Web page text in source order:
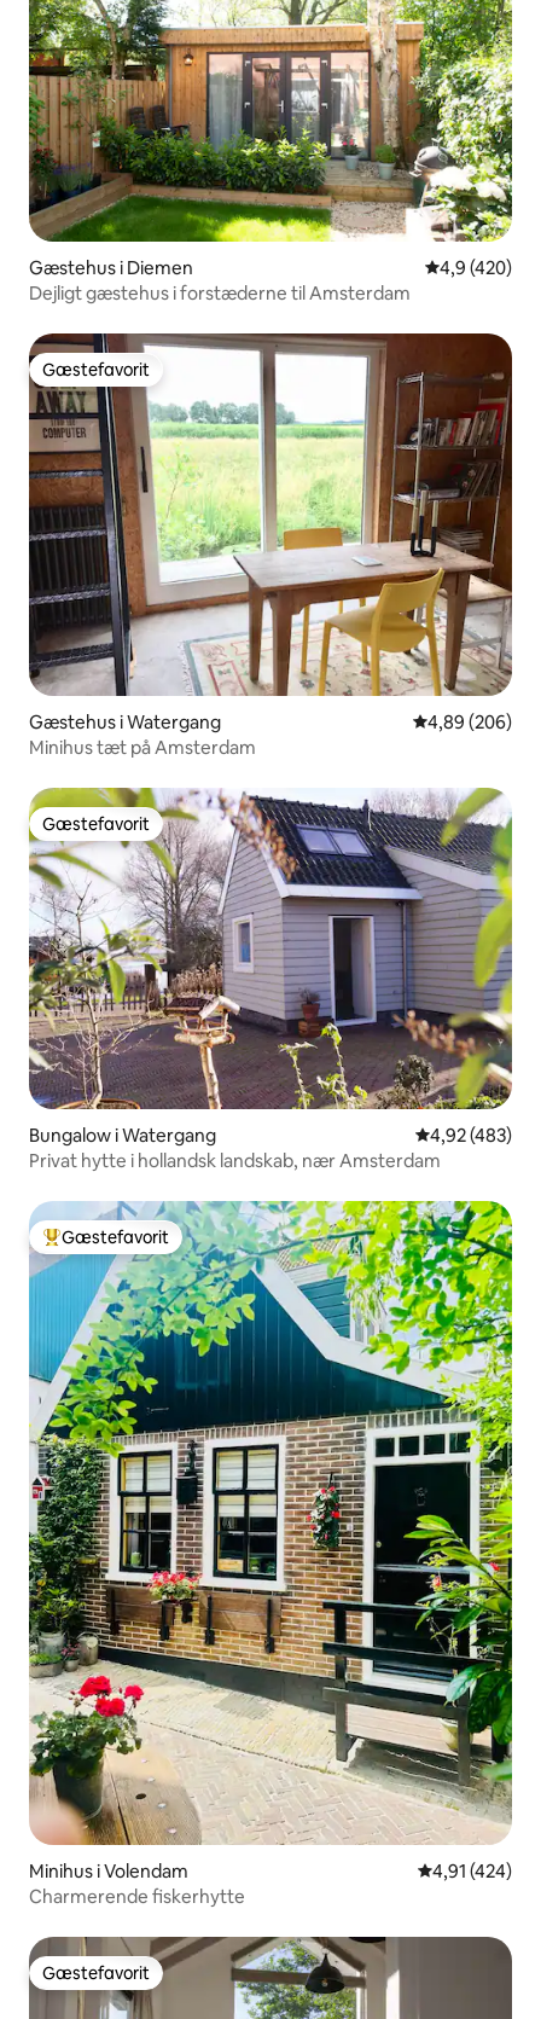
Gæstehus i Diemen 4,9 ud af 5 i
4,9 (420)
Dejligt gæstehus i forstæderne til Amsterdam
Gæstefavorit
Gæstefavorit
Gæstehus i Watergang 4,89 ud af 5 i
4,89 (206)
Minihus tæt på Amsterdam
Gæstefavorit
Gæstefavorit
Bungalow i Watergang 4,92 ud af 5 i
4,92 (483)
Privat hytte i hollandsk landskab, nær Amsterdam
Bedste gæstefavorit
Gæstefavorit
Minihus i Volendam 4,91 ud af 5 i
4,91 (424)
Charmerende fiskerhytte
Gæstefavorit
Gæstefavorit